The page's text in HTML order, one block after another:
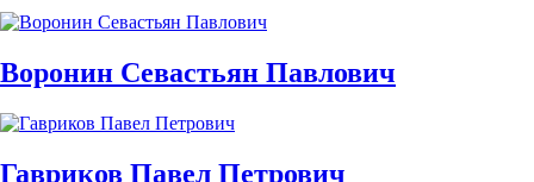
Воронин Севастьян Павлович
Гавриков Павел Петрович